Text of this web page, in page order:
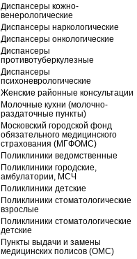
Диспансеры кожно-
венерологические
Диспансеры наркологические
Диспансеры онкологические
Диспансеры
противотуберкулезные
Диспансеры
психоневрологические
Женские районные консультации
Молочные кухни (молочно-
раздаточные пункты)
Московский городской фонд
обязательного медицинского
страхования (МГФОМС)
Поликлиники ведомственные
Поликлиники городские,
амбулатории, МСЧ
Поликлиники детские
Поликлиники стоматологические
взрослые
Поликлиники стоматологические
детские
Пункты выдачи и замены
медицинских полисов (ОМС)